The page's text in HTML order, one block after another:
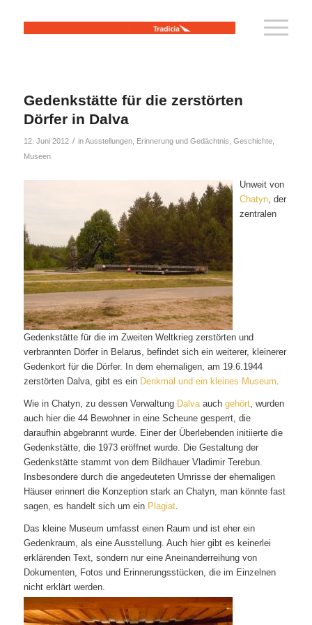
Gedenkstätte für die zerstörten
Dörfer in Dalva
12. Juni 2012 / inAusstellungen, Erinnerung und Gedächtnis Geschichte,
Museen
Unweit von
Chatyn, der
zentralen
Gedenkstätte für die im Zweiten Weltkrieg zerstörten und
verbrannten Dörfer in Belarus, befindet sich ein weiterer, kleinerer
Gedenkort für die Dörfer. In dem ehemaligen, am 19.6.1944
zerstörten Dalva, gibt es ein Denkmal und ein kleines Museum.
Wie in Chatyn, zu dessen Verwaltung Dalva auch gehört, wurden
auch hier die 44 Bewohner in eine Scheune gesperrt, die
daraufhin abgebrannt wurde. Einer der Überlebenden initiierte die
Gedenkstätte, die 1973 eröffnet wurde. Die Gestaltung der
Gedenkstätte stammt von dem Bildhauer Vladimir Terebun.
Insbesondere durch die angedeuteten Umrisse der ehemaligen
Häuser erinnert die Konzeption stark an Chatyn, man könnte fast
sagen, es handelt sich um ein Plagiat.
Das kleine Museum umfasst einen Raum und ist eher ein
Gedenkraum, als eine Ausstellung. Auch hier gibt es keinerlei
erklärenden Text, sondern nur eine Aneinanderreihung von
Dokumenten, Fotos und Erinnerungsstücken, die im Einzelnen
nicht erklärt werden.